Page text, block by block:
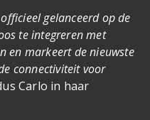
gelanceerd op de
te integreren met
en markeert de nieuwste
connectiviteit voor
Carlo in haar